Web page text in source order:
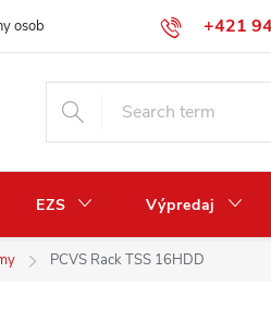
+421
osobných údajov Odstúpenie od
EZS Výpredaj
PCVS Rack TSS 16HDD